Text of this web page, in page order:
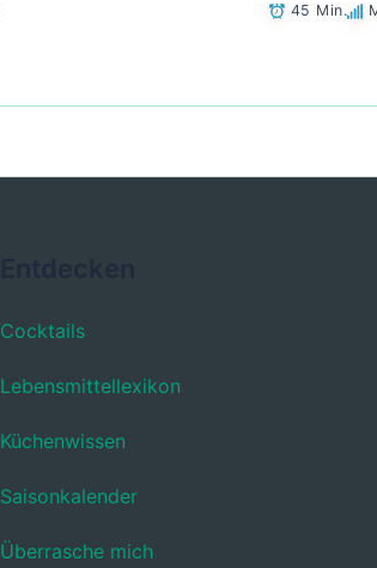
45 Min.
Cocktails
Lebensmittellexikon
Küchenwissen
Saisonkalender
Überrasche mich